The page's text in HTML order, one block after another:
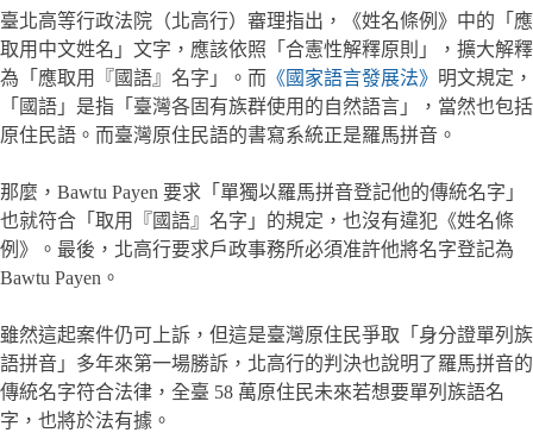
臺北高等行政法院（北高行）審理指出，《姓名條例》中的「應
取用中文姓名」文字，應該依照「合憲性解釋原則」，擴大解釋
為「應取用『國語』名字」。而 《國家語言發展法》 明文規定，
「國語」是指「臺灣各固有族群使用的自然語言」，當然也包括
原住民語。而臺灣原住民語的書寫系統正是羅馬拼音。
那麼，Bawtu Payen 要求「單獨以羅馬拼音登記他的傳統名字」
也就符合「取用『國語』名字」的規定，也沒有違犯《姓名條
例》。最後，北高行要求戶政事務所必須准許他將名字登記為
Bawtu Payen。
雖然這起案件仍可上訴，但這是臺灣原住民爭取「身分證單列族
語拼音」多年來第一場勝訴，北高行的判決也說明了羅馬拼音的
傳統名字符合法律，全臺 58 萬原住民未來若想要單列族語名
字，也將於法有據。